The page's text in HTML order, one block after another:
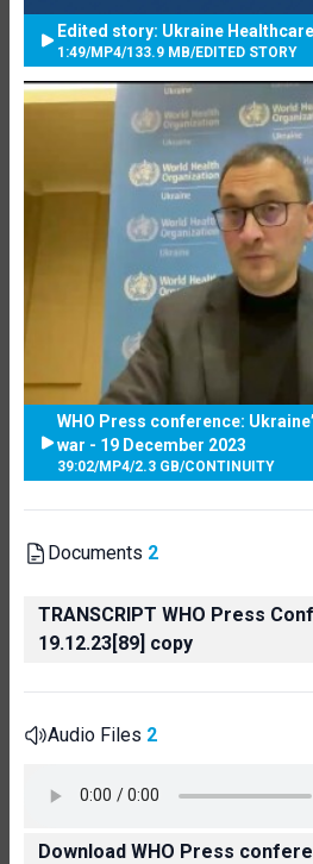
Edited story: Ukraine Healthcare
1:49/MP4/133.9 MB/EDITED STORY
WHO Press conference:
war - 19 December 2023
39:02/MP4/2.3 GB/CONTINUITY
Documents 2
TRANSCRIPT WHO Press
19.12.23[89] copy
Audio Files 2
Download WHO Press